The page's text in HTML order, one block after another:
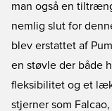
man også en
nemlig slut for
blev erstattet af
en støvle der både
fleksibilitet og et
stjerner som